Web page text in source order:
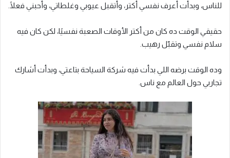
للناس، وبدأت أعرف نفسي أكتر، وأتقبل عيوبي وغلطاتي، وأحبني فعلًا.
حقيقي الوقت ده كان من أكتر الأوقات الصعبة نفسيًا، لكن كان فيه
سلام نفسي وتقبّل رهيب.
وده الوقت برضه اللي بدأت فيه شركة السياحة بتاعتي، وبدأت أشارك
تجاربي حول العالم مع ناس.